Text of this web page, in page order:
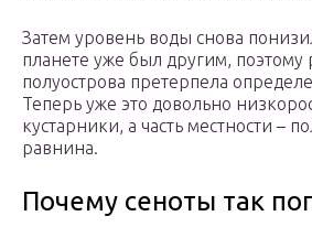
Затем уровень воды снова
планете уже был другим, поэтому
полуострова претерпела
Теперь уже это довольно
кустарники, а часть местности –
равнина.
Почему сеноты так